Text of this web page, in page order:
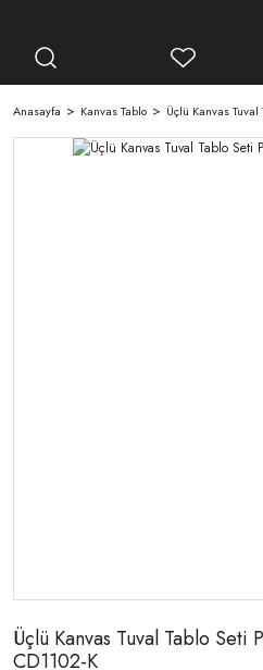
Anasayfa Kanvas Tablo Üçlü Kanvas Tuval
Üçlü Kanvas Tuval Tablo Seti
CD1102-K